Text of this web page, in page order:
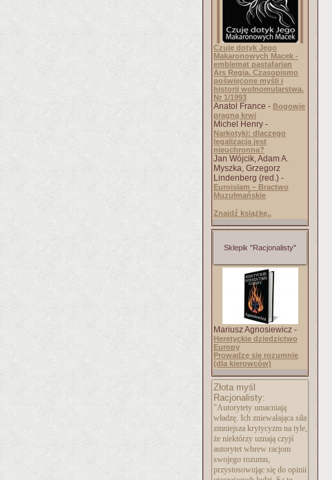
Czuję dotyk Jego
Makaronowych Macek -
emblemat pastafarian
Ars Regia. Czasopismo
poświęcone myśli i
historii wolnomularstwa.
Nr 1/1993
Anatol France - Bogowie
pragną krwi
Michel Henry -
Narkotyki: dlaczego
legalizacja jest
nieuchronna?
Jan Wójcik, Adam A.
Myszka, Grzegorz
Lindenberg (red.) -
Euroislam – Bractwo
Muzułmańskie
Znajdź książkę..
Sklepik "Racjonalisty"
Mariusz Agnosiewicz -
Heretyckie dziedzictwo
Europy
Prowadzę się rozumnie
(dla kierowców)
Złota myśl
Racjonalisty:
"Autorytety umacniają
władzę. Ich zniewalająca siła
zmniejsza krytycyzm na tyle,
że niektórzy uznają czyjś
autorytet wbrew racjom
swojego rozumu,
przystosowując się do opinii